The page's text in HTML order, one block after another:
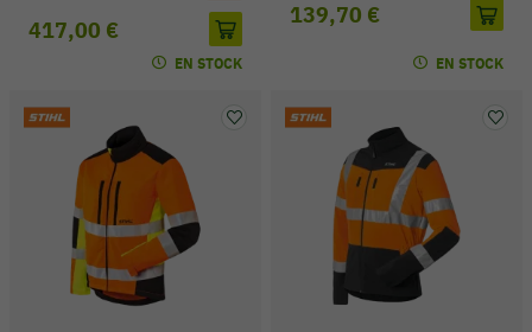
417,00 €
EN STOCK
139,70 €
EN STOCK